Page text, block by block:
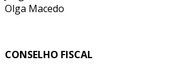
Olga Macedo
CONSELHO FISCAL